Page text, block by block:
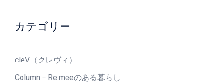
カテゴリー
cleV（クレヴィ）
Column－Re:meeのある暮らし